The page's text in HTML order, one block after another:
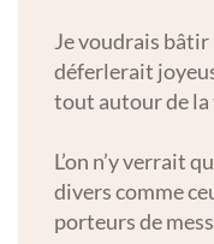
Je voudrais
déferlerait
tout autour de la
L’on n’y verrait
divers comme
porteurs de